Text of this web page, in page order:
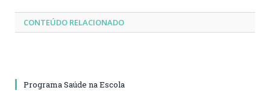
CONTEÚDO RELACIONADO
Programa Saúde na Escola